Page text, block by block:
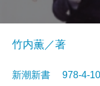
竹内薫／著
新潮新書 978-4-